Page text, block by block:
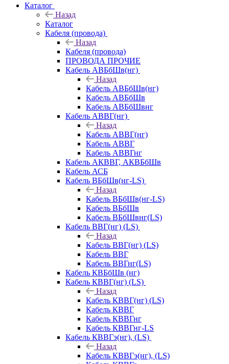
Каталог
Назад
Каталог
Кабеля (провода)
Назад
Кабеля (провода)
ПРОВОДА ПРОЧИЕ
Кабель АВБбШв(нг)
Назад
Кабель АВБбШв(нг)
Кабель АВБбШв
Кабель АВБбШвнг
Кабель АВВГ(нг)
Назад
Кабель АВВГ(нг)
Кабель АВВГ
Кабель АВВГнг
Кабель АКВВГ, АКВБбШв
Кабель АСБ
Кабель ВБбШв(нг-LS)
Назад
Кабель ВБбШв(нг-LS)
Кабель ВБбШв
Кабель ВБбШвнг(LS)
Кабель ВВГ(нг) (LS)
Назад
Кабель ВВГ(нг) (LS)
Кабель ВВГ
Кабель ВВГнг(LS)
Кабель КВБбШв (нг)
Кабель КВВГ(нг) (LS)
Назад
Кабель КВВГ(нг) (LS)
Кабель КВВГ
Кабель КВВГнг
Кабель КВВГнг-LS
Кабель КВВГэ(нг), (LS)
Назад
Кабель КВВГэ(нг), (LS)